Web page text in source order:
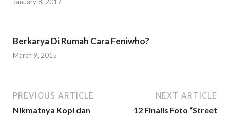
Berkarya Di Rumah Cara Feniwho?
March 9, 2015
PREVIOUS ARTICLE
Nikmatnya Kopi dan
NEXT ARTICLE
12 Finalis Foto “Street